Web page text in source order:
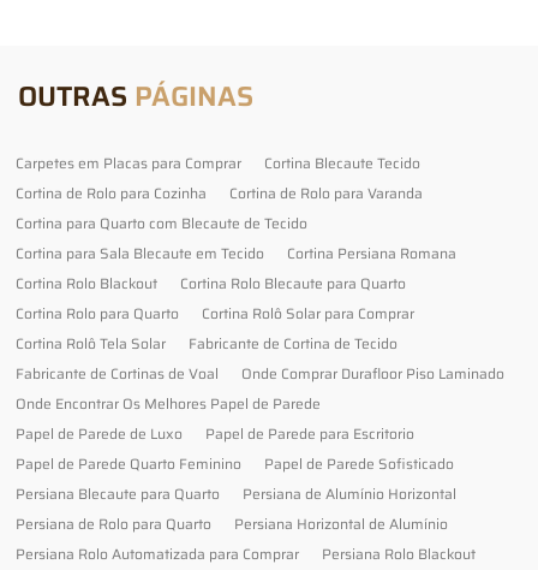
OUTRAS PÁGINAS
Carpetes em Placas para Comprar
Cortina Blecaute Tecido
Cortina de Rolo para Cozinha
Cortina de Rolo para Varanda
Cortina para Quarto com Blecaute de Tecido
Cortina para Sala Blecaute em Tecido
Cortina Persiana Romana
Cortina Rolo Blackout
Cortina Rolo Blecaute para Quarto
Cortina Rolo para Quarto
Cortina Rolô Solar para Comprar
Cortina Rolô Tela Solar
Fabricante de Cortina de Tecido
Fabricante de Cortinas de Voal
Onde Comprar Durafloor Piso Laminado
Onde Encontrar Os Melhores Papel de Parede
Papel de Parede de Luxo
Papel de Parede para Escritorio
Papel de Parede Quarto Feminino
Papel de Parede Sofisticado
Persiana Blecaute para Quarto
Persiana de Alumínio Horizontal
Persiana de Rolo para Quarto
Persiana Horizontal de Alumínio
Persiana Rolo Automatizada para Comprar
Persiana Rolo Blackout